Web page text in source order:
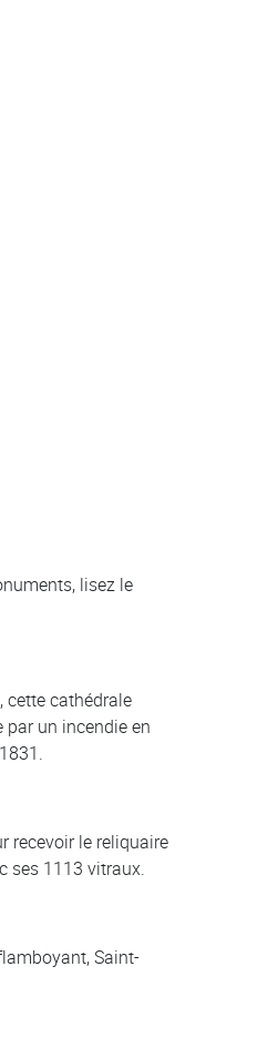
lisez le
cette cathédrale
un incendie en
recevoir le reliquaire
ses 1113 vitraux.
Saint-